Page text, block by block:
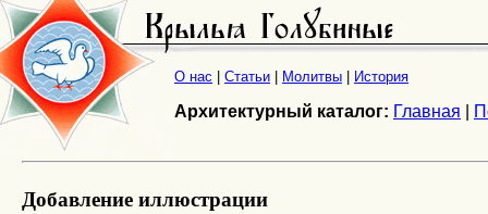
О нас Статьи Молитвы История
Архитектурный каталог: Главная
Добавление иллюстрации